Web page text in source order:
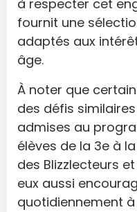
à respecter cet
fournit une
adaptés aux
âge.
À noter que
des défis
admises au
élèves de la 3e à
des Blizzlecteurs
eux aussi
quotidiennement